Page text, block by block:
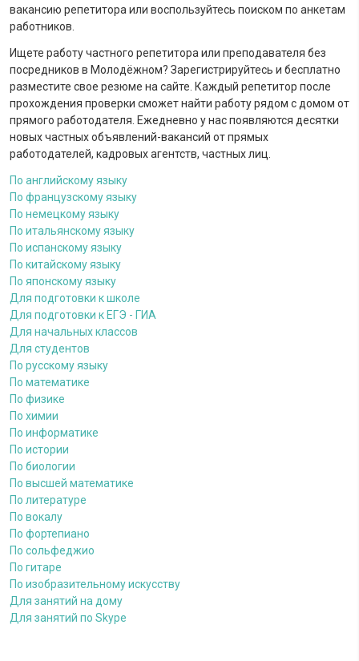
вакансию репетитора или воспользуйтесь поиском по анкетам
работников.
Ищете работу частного репетитора или преподавателя без
посредников в Молодёжном? Зарегистрируйтесь и бесплатно
разместите свое резюме на сайте. Каждый репетитор после
прохождения проверки сможет найти работу рядом с домом от
прямого работодателя. Ежедневно у нас появляются десятки
новых частных объявлений-вакансий от прямых
работодателей, кадровых агентств, частных лиц.
По английскому языку
По французскому языку
По немецкому языку
По итальянскому языку
По испанскому языку
По китайскому языку
По японскому языку
Для подготовки к школе
Для подготовки к ЕГЭ - ГИА
Для начальных классов
Для студентов
По русскому языку
По математике
По физике
По химии
По информатике
По истории
По биологии
По высшей математике
По литературе
По вокалу
По фортепиано
По сольфеджио
По гитаре
По изобразительному искусству
Для занятий на дому
Для занятий по Skype